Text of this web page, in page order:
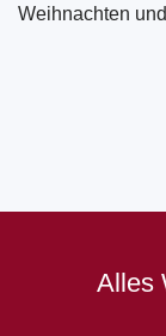
Weihnachten
Alles